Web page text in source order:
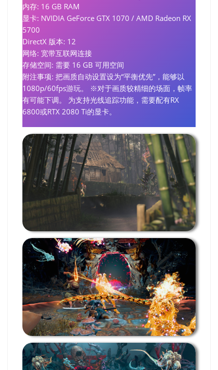
内存: 16 GB RAM
显卡: NVIDIA GeForce GTX 1070 / AMD Radeon RX
5700
DirectX 版本: 12
网络: 宽带互联网连接
存储空间: 需要 16 GB 可用空间
附注事项: 把画质自动设置设为“平衡优先”，能够以
1080p/60fps游玩。 ※对于画质较精细的场面，帧率
有可能下调。 为支持光线追踪功能，需要配有RX
6800或RTX 2080 Ti的显卡。